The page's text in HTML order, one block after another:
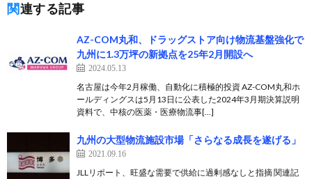
関連する記事
AZ-COM丸和、ドラッグストア向け物流基盤強化で
九州に1.3万坪の新拠点を25年2月開設へ
2024.05.13
名古屋は今年2月稼働、自動化に積極的投資 AZ-COM丸和ホ
ールディングスは5月13日に公表した2024年3月期決算説明
資料で、中核の医薬・医療物流事[…]
九州の大型物流施設市場「さらなる成長を遂げる」
2021.09.16
JLLリポート、旺盛な需要で供給に過剰感なしと指摘 関連記